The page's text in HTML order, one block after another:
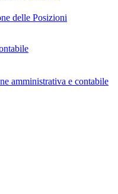
delle Posizioni
amministrativa e contabile